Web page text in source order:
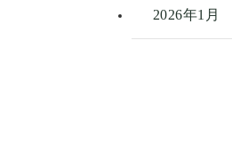
2026年1月